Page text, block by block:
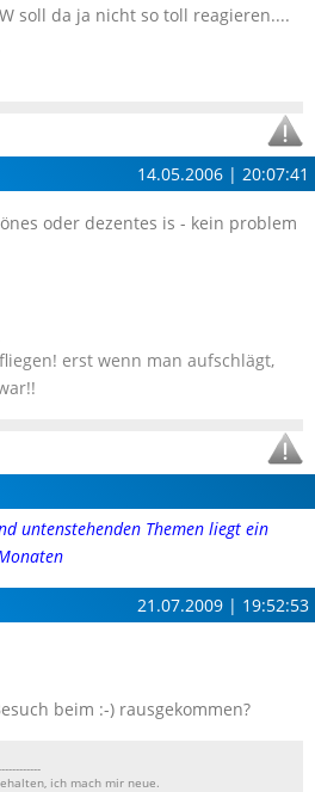
soll da ja nicht so toll reagieren....
14.05.2006 | 20:07:41
oder dezentes is - kein problem
erst wenn man aufschlägt,
untenstehenden Themen liegt ein
21.07.2009 | 19:52:53
beim :-) rausgekommen?
ich mach mir neue.